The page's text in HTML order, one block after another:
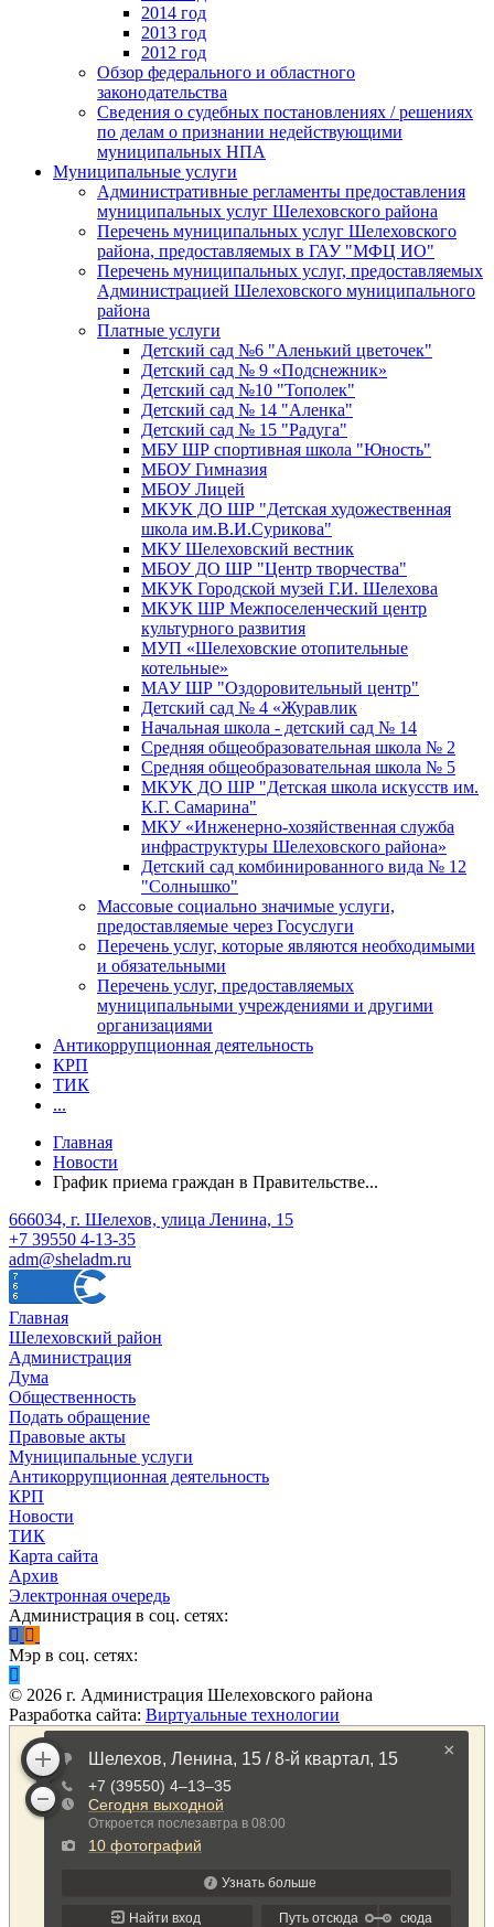
2014 год
2013 год
2012 год
Обзор федерального и областного
законодательства
Сведения о судебных постановлениях / решениях
по делам о признании недействующими
муниципальных НПА
Муниципальные услуги
Административные регламенты предоставления
муниципальных услуг Шелеховского района
Перечень муниципальных услуг Шелеховского
района, предоставляемых в ГАУ "МФЦ ИО"
Перечень муниципальных услуг, предоставляемых
Администрацией Шелеховского муниципального
района
Платные услуги
Детский сад №6 "Аленький цветочек"
Детский сад № 9 «Подснежник»
Детский сад №10 "Тополек"
Детский сад № 14 "Аленка"
Детский сад № 15 "Радуга"
МБУ ШР спортивная школа "Юность"
МБОУ Гимназия
МБОУ Лицей
МКУК ДО ШР "Детская художественная
школа им.В.И.Сурикова"
МКУ Шелеховский вестник
МБОУ ДО ШР "Центр творчества"
МКУК Городской музей Г.И. Шелехова
МКУК ШР Межпоселенческий центр
культурного развития
МУП «Шелеховские отопительные
котельные»
МАУ ШР "Оздоровительный центр"
Детский сад № 4 «Журавлик
Начальная школа - детский сад № 14
Средняя общеобразовательная школа № 2
Средняя общеобразовательная школа № 5
МКУК ДО ШР "Детская школа искусств им.
К.Г. Самарина"
МКУ «Инженерно-хозяйственная служба
инфраструктуры Шелеховского района»
Детский сад комбинированного вида № 12
"Солнышко"
Массовые социально значимые услуги,
предоставляемые через Госуслуги
Перечень услуг, которые являются необходимыми
и обязательными
Перечень услуг, предоставляемых
муниципальными учреждениями и другими
организациями
Антикоррупционная деятельность
КРП
ТИК
...
Главная
Новости
График приема граждан в Правительстве...
666034, г. Шелехов, улица Ленина, 15
+7 39550 4-13-35
adm@sheladm.ru
Главная
Шелеховский район
Администрация
Дума
Общественность
Подать обращение
Правовые акты
Муниципальные услуги
Антикоррупционная деятельность
КРП
Новости
ТИК
Карта сайта
Архив
Электронная очередь
Администрация в соц. сетях:
Мэр в соц. сетях:
© 2026 г. Администрация Шелеховского района
Разработка сайта: Виртуальные технологии